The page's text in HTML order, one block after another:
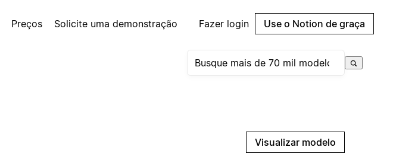
Preços Solicite uma demonstração Fazer login Use o Notion de graça
Visualizar modelo